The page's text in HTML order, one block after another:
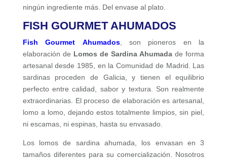
ningún ingrediente más. Del envase al plato.
FISH GOURMET AHUMADOS
Fish Gourmet Ahumados, son pioneros en la
elaboración de Lomos de Sardina Ahumada de forma
artesanal desde 1985, en la Comunidad de Madrid. Las
sardinas proceden de Galicia, y tienen el equilibrio
perfecto entre calidad, sabor y textura. Son realmente
extraordinarias. El proceso de elaboración es artesanal,
lomo a lomo, dejando estos totalmente limpios, sin piel,
ni escamas, ni espinas, hasta su envasado.
Los lomos de sardina ahumada, los envasan en 3
tamaños diferentes para su comercialización. Nosotros